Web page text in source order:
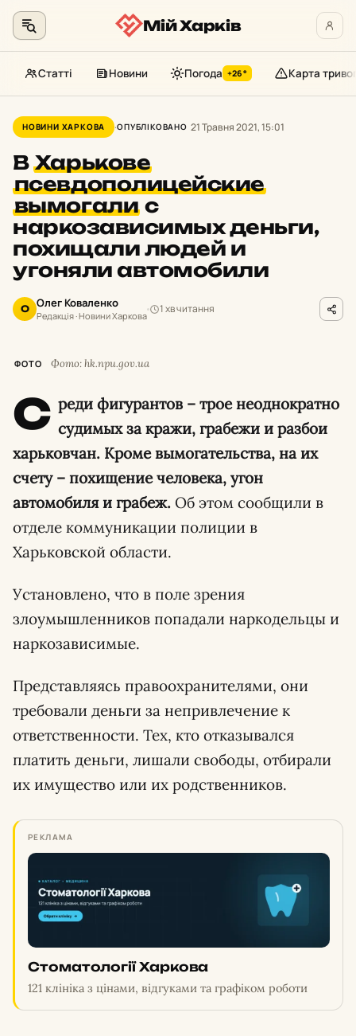
до
контенту
Мій Харків
Статті Новини Погода +26° Карта
НОВИНИ ХАРКОВА ОПУБЛІКОВАНО 21 Травня 2021, 15:01
ВХарькове
псевдополицейские
вымогалис
наркозависимых деньги,
похищали людей и
угоняли автомобили
О Олег Коваленко
Редакція · Новини Харкова
1 хв читання
ФОТО Фото: hk.npu.gov.ua
С реди фигурантов – трое неоднократно
судимых за кражи, грабежи и разбои
харьковчан. Кроме вымогательства, на их
счету – похищение человека, угон
автомобиля и грабеж. Об этом сообщили в
отделе коммуникации полиции в
Харьковской области.
Установлено, что в поле зрения
злоумышленников попадали наркодельцы и
наркозависимые.
Представляясь правоохранителями, они
требовали деньги за непривлечение к
ответственности. Тех, кто отказывался
платить деньги, лишали свободы, отбирали
их имущество или их родственников.
РЕКЛАМА
Стоматології Харкова
121 клініка з цінами, відгуками та графіком роботи